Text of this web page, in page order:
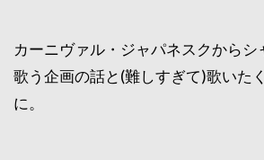
カーニヴァル・ジャパネスクからシ
歌う企画の話と(難しすぎて)歌いた
に。